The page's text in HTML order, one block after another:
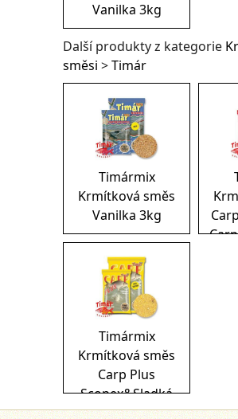
Vanilka 3kg
Další produkty z kategorie
směsi >Timár
Timármix
Krmítková směs
Vanilka 3kg
Timármix
Krmítková směs
Carp Plus
Scopex&Sladká
kukuřice 3kg